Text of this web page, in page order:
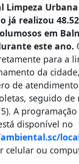
Limpeza
já realizou
em
este ano.
para a
da
de
seguido de
A
disponível no
celular ou